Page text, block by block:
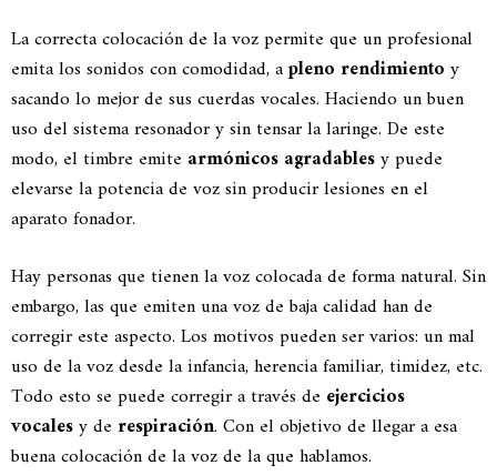
La correcta colocación de la voz permite que un profesional
emita los sonidos con comodidad, apleno rendimiento y
sacando lo mejor de sus cuerdas vocales. Haciendo un buen
uso del sistema resonador y sin tensar la laringe. De este
modo, el timbre emite armónicos agradablesy puede
elevarse la potencia de voz sin producir lesiones en el
aparato fonador.
Hay personas que tienen la voz colocada de forma natural. Sin
embargo, las que emiten una voz de baja calidad han de
corregir este aspecto. Los motivos pueden ser varios: un mal
uso de la voz desde la infancia, herencia familiar, timidez, etc.
Todo esto se puede corregir a través de ejercicios
vocalesy de respiración. Con el objetivo de llegar a esa
buena colocación de la voz de la que hablamos.